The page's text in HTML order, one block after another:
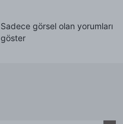
Sadece görsel olan yorumları
göster